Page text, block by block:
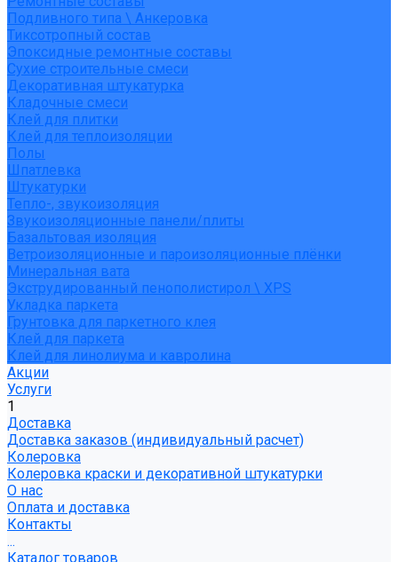
Подливного типа \ Анкеровка
Тиксотропный состав
Эпоксидные ремонтные составы
Сухие строительные смеси
Декоративная штукатурка
Кладочные смеси
Клей для плитки
Клей для теплоизоляции
Полы
Шпатлевка
Штукатурки
Тепло-, звукоизоляция
Звукоизоляционные панели/плиты
Базальтовая изоляция
Ветроизоляционные и пароизоляционные плёнки
Минеральная вата
Экструдированный пенополистирол \ XPS
Укладка паркета
Грунтовка для паркетного клея
Клей для паркета
Клей для линолиума и кавролина
Акции
Услуги
1
Доставка
Доставка заказов (индивидуальный расчет)
Колеровка
Колеровка краски и декоративной штукатурки
О нас
Оплата и доставка
Контакты
...
Каталог товаров